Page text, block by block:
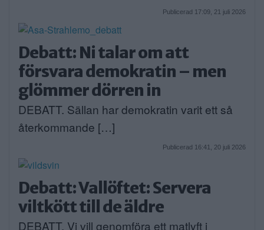
Publicerad 17:09, 21 juli 2026
Debatt: Ni talar om att
försvara demokratin – men
glömmer dörren in
DEBATT. Sällan har demokratin varit ett så
återkommande […]
Publicerad 16:41, 20 juli 2026
Debatt: Vallöftet: Servera
viltkött till de äldre
DEBATT. Vi vill genomföra ett matlyft i